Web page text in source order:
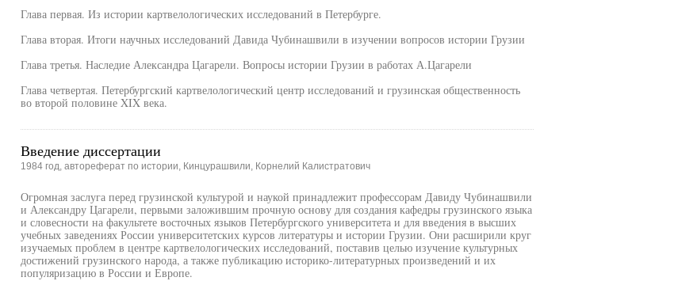
Глава первая. Из истории картвелологических исследований в Петербурге.
Глава вторая. Итоги научных исследований Давида Чубинашвили в изучении вопросов истории Грузии
Глава третья. Наследие Александра Цагарели. Вопросы истории Грузии в работах А.Цагарели
Глава четвертая. Петербургский картвелологический центр исследований и грузинская общественность
во второй половине XIX века.
Введение диссертации
1984 год, автореферат по истории, Кинцурашвили, Корнелий Калистратович
Огромная заслуга перед грузинской культурой и наукой принадлежит профессорам Давиду Чубинашвили
и Александру Цагарели, первыми заложившим прочную основу для создания кафедры грузинского языка
и словесности на факультете восточных языков Петербургского университета и для введения в высших
учебных заведениях России университетских курсов литературы и истории Грузии. Они расширили круг
изучаемых проблем в центре картвелологических исследований, поставив целью изучение культурных
достижений грузинского народа, а также публикацию историко-литературных произведений и их
популяризацию в России и Европе.